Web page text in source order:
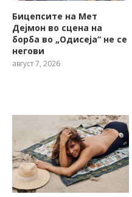
Бицепсите на Мет
Дејмон во сцена на
борба во „Одисеја“ не се
негови
август 7, 2026